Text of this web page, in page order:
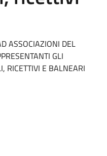
ASSOCIAZIONI DEL
GLI
RICETTIVI E BALNEARI